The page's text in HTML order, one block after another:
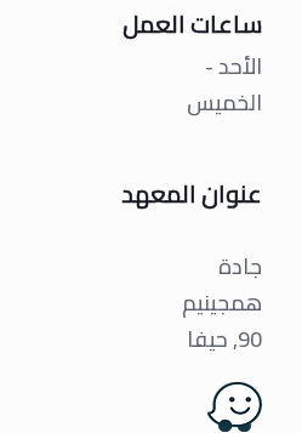
ساعات العمل
الأحد -
الخميس
عنوان المعهد
جادة
همجينيم
90, حيفا